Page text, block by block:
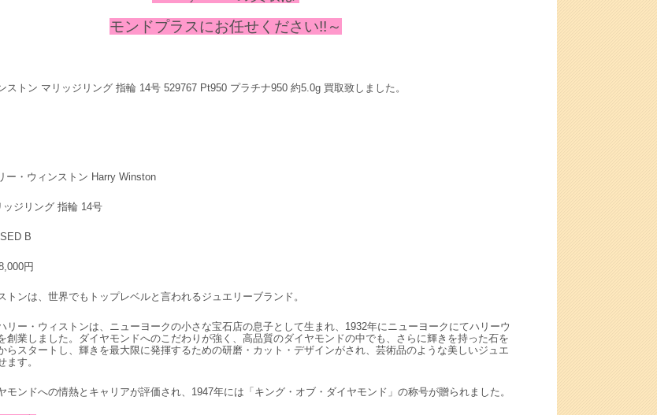
モンドプラスにお任せください!!～
ストン マリッジリング 指輪 14号 529767 Pt950 プラチナ950 約5.0g 買取致しました。
ー・ウィンストン Harry Winston
ジリング 指輪 14号
B
円
トンは、世界でもトップレベルと言われるジュエリーブランド。
リー・ウィストンは、ニューヨークの小さな宝石店の息子として生まれ、1932年にニューヨークにてハリーウ
創業しました。ダイヤモンドへのこだわりが強く、高品質のダイヤモンドの中でも、さらに輝きを持った石を
らスタートし、輝きを最大限に発揮するための研磨・カット・デザインがされ、芸術品のような美しいジュエ
ます。
モンドへの情熱とキャリアが評価され、1947年には「キング・オブ・ダイヤモンド」の称号が贈られました。